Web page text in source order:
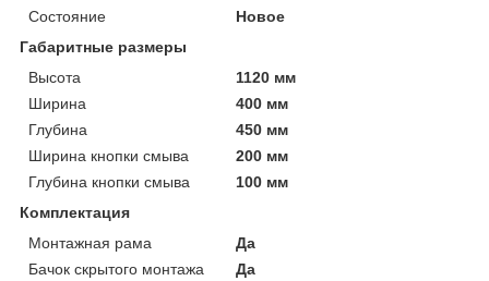
Состояние
Новое
Габаритные размеры
Высота
1120 мм
Ширина
400 мм
Глубина
450 мм
Ширина кнопки смыва
200 мм
Глубина кнопки смыва
100 мм
Комплектация
Монтажная рама
Да
Бачок скрытого монтажа
Да